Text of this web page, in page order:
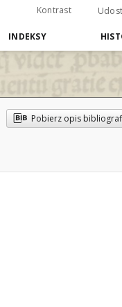
Kontrast
INDEKSY
Pobierz opis